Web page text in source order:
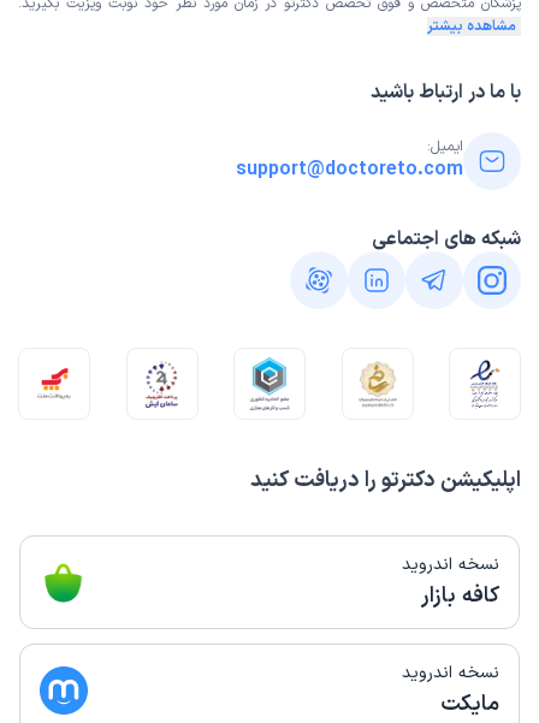
اپلیکیشن دکترتو را دریافت کنید
نسخه اندروید
کافه بازار
نسخه اندروید
مایکت
مشاهده بیشتر
با ما در ارتباط باشید
ایمیل:
support@doctoreto.com
شبکه های اجتماعی